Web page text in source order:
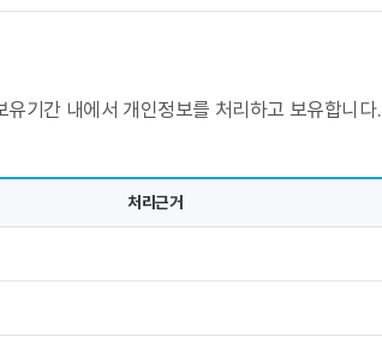
기간 내에서 개인정보를 처리하고 보유합니다.
처리근거